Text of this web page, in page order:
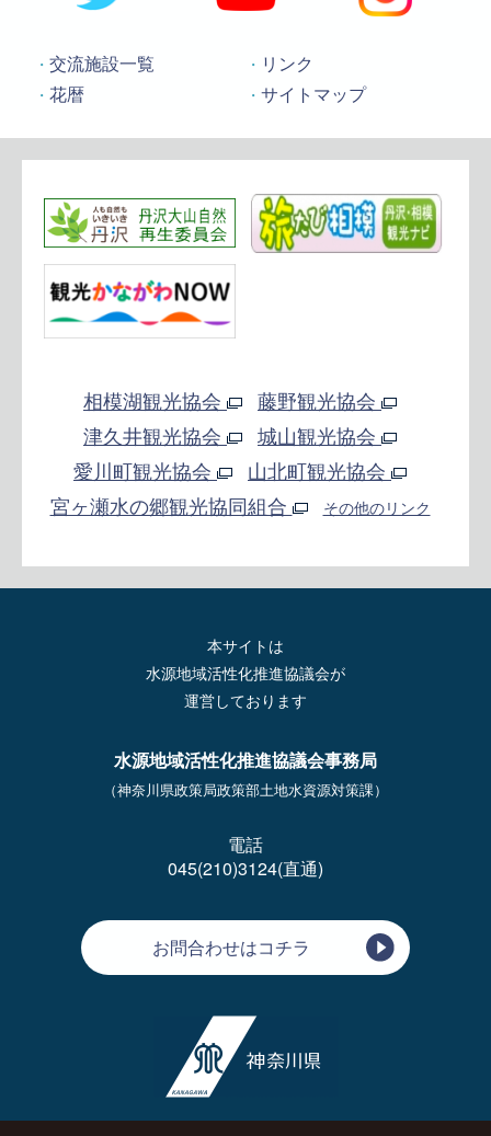
交流施設一覧
リンク
花暦
サイトマップ
相模湖観光協会
藤野観光協会
津久井観光協会
城山観光協会
愛川町観光協会
山北町観光協会
宮ヶ瀬水の郷観光協同組合
その他のリンク
本サイトは
水源地域活性化推進協議会が
運営しております
水源地域活性化推進協議会事務局
（神奈川県政策局政策部土地水資源対策課）
電話
045(210)3124(直通)
お問合わせはコチラ